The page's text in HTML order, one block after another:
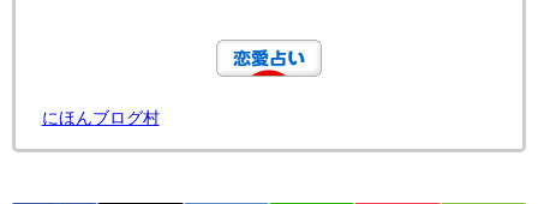
にほんブログ村